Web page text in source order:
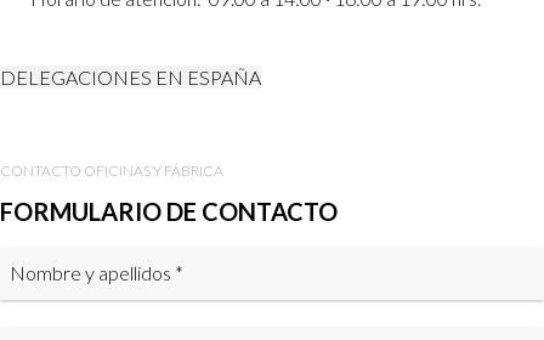
DELEGACIONES EN ESPAÑA
CONTACTO OFICINAS Y FÁBRICA
FORMULARIO DE CONTACTO